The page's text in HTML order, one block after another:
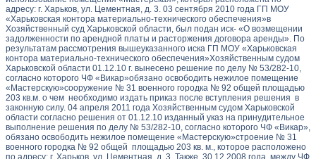
адресу: г. Харьков, ул. Цементная, д. 3. 03 сентября 2010 года ГП МОУ
«Харьковская контора материально-технического обеспечения»в
Хозяйственный суд Харьковской области, был подан иск- «О возмещении
задолженности по арендной платы и расторжения договора аренды». По
результатам рассмотрения вышеуказанного иска ГП МОУ «Харьковская
контора материально-технического обеспечения»Хозяйственным судом
Харьковской области 01.12.10 г. вынесено решение по делу № 53/282-10,
согласно которого ЧФ «Викар»обязано освободить нежилое помещение
«Мастерскую»сооружение № 31 военного городка № 92 общей площадью
203 кв.м. о чем необходимо издать приказ после вступления решения в
законную силу. 04 апреля 2011 года Хозяйственным судом Харьковской
области согласно решения от 01.12.10 изданный указ на принудительное
выполнение решения по делу № 53/282-10, согласно которого ЧФ «Викар»,
обязано освободить нежилое помещение «Мастерскую»строение № 31
военного городка № 92 общей площадью 203 кв. м., которое расположено